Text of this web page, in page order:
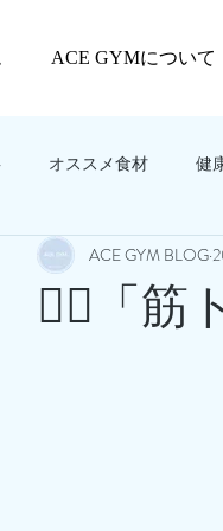
ACE GYMについて
オススメ食材 健
てACEGYM‼️ 美容
🏋️‍♂️「筋
ACE GYM BLOG